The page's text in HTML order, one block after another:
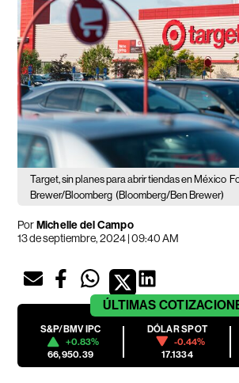
Target, sin planes para abrir tiendas en México
Brewer/Bloomberg (Bloomberg/Ben Brewer)
PorMichelle del Campo
13 de septiembre, 2024 | 09:40 AM
ÚLTIMAS
S&P/BMV IPC
+0.83%
66,950.39
DÓLAR SPOT
-0.44%
17.1334